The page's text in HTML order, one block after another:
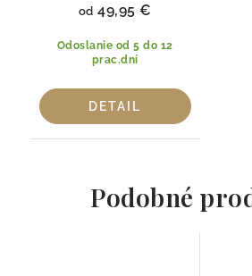
Odoslanie od 5 do 12
prac.dní
od 49,95 €
DETAIL
Podobné